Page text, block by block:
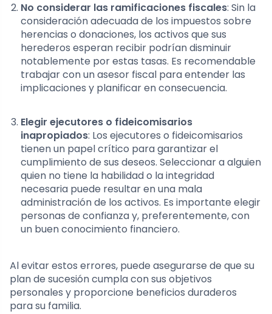
No considerar las ramificaciones fiscales: Sin la
consideración adecuada de los impuestos sobre
herencias o donaciones, los activos que sus
herederos esperan recibir podrían disminuir
notablemente por estas tasas. Es recomendable
trabajar con un asesor fiscal para entender las
implicaciones y planificar en consecuencia.
Elegir ejecutores o fideicomisarios
inapropiados: Los ejecutores o fideicomisarios
tienen un papel crítico para garantizar el
cumplimiento de sus deseos. Seleccionar a alguien
quien no tiene la habilidad o la integridad
necesaria puede resultar en una mala
administración de los activos. Es importante elegir
personas de confianza y, preferentemente, con
un buen conocimiento financiero.
Al evitar estos errores, puede asegurarse de que su
plan de sucesión cumpla con sus objetivos
personales y proporcione beneficios duraderos
para su familia.